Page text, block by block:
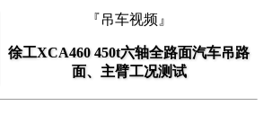
『吊车视频』
徐工XCA460 450t六轴全路面汽车吊路
面、主臂工况测试